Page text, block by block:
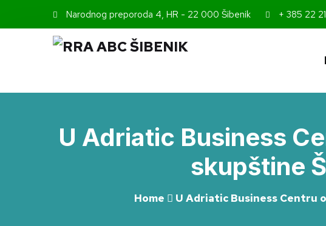
Narodnog preporoda 4, HR - 22 000 Šibenik + 385 22
U Adriatic Business
skupštine
Home U Adriatic Business Centru